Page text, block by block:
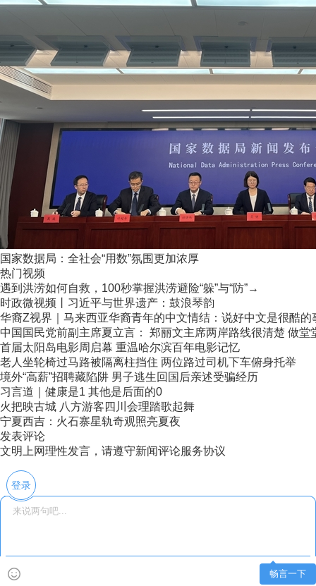
国家数据局：全社会“用数”氛围更加浓厚
热门视频
遇到洪涝如何自救，100秒掌握洪涝避险“躲”与“防”→
时政微视频丨习近平与世界遗产：鼓浪琴韵
华裔Z视界｜马来西亚华裔青年的中文情结：说好中文是很酷的
中国国民党前副主席夏立言： 郑丽文主席两岸路线很清楚 做堂
首届太阳岛电影周启幕 重温哈尔滨百年电影记忆
老人坐轮椅过马路被隔离柱挡住 两位路过司机下车俯身托举
境外“高薪”招聘藏陷阱 男子逃生回国后亲述受骗经历
习言道｜健康是1 其他是后面的0
火把映古城 八方游客四川会理踏歌起舞
宁夏西吉：火石寨星轨奇观照亮夏夜
发表评论
文明上网理性发言，请遵守新闻评论服务协议
登录
畅言一下